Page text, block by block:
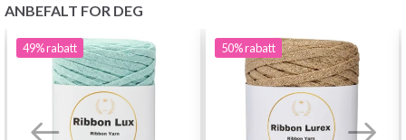
ANBEFALT FOR DEG
49%rabatt 50%rabatt